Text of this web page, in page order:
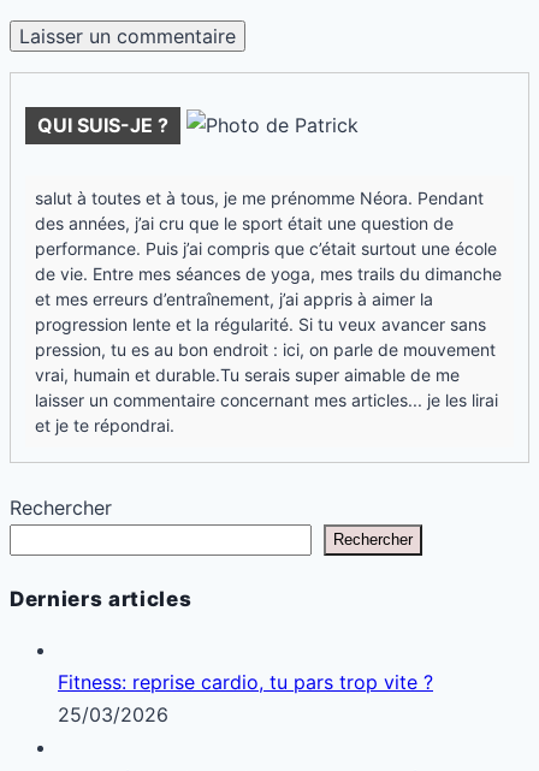
QUI SUIS-JE ?
salut à toutes et à tous, je me prénomme Néora. Pendant
des années, j’ai cru que le sport était une question de
performance. Puis j’ai compris que c’était surtout une école
de vie. Entre mes séances de yoga, mes trails du dimanche
et mes erreurs d’entraînement, j’ai appris à aimer la
progression lente et la régularité. Si tu veux avancer sans
pression, tu es au bon endroit : ici, on parle de mouvement
vrai, humain et durable.Tu serais super aimable de me
laisser un commentaire concernant mes articles... je les lirai
et je te répondrai.
Rechercher
Rechercher
Derniers articles
Fitness: reprise cardio, tu pars trop vite ?
25/03/2026